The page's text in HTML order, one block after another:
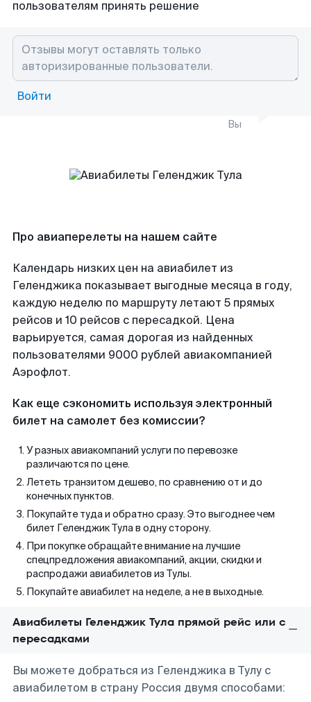
пользователям принять решение
Войти
Вы
Про авиаперелеты на нашем сайте
Календарь низких цен на авиабилет из
Геленджика показывает выгодные месяца в году,
каждую неделю по маршруту летают 5 прямых
рейсов и 10 рейсов с пересадкой. Цена
варьируется, самая дорогая из найденных
пользователями 9000 рублей авиакомпанией
Аэрофлот.
Как еще сэкономить используя электронный
билет на самолет без комиссии?
У разных авиакомпаний услуги по перевозке
различаются по цене.
Лететь транзитом дешево, по сравнению от и до
конечных пунктов.
Покупайте туда и обратно сразу. Это выгоднее чем
билет Геленджик Тула в одну сторону.
При покупке обращайте внимание на лучшие
спецпредложения авиакомпаний, акции, скидки и
распродажи авиабилетов из Тулы.
Покупайте авиабилет на неделе, а не в выходные.
Авиабилеты Геленджик Тула прямой рейс или с
пересадками
Вы можете добраться из Геленджика в Тулу с
авиабилетом в страну Россия двумя способами: